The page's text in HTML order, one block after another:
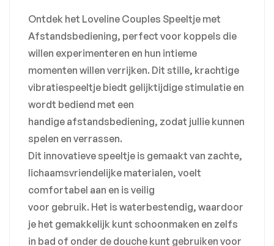
Ontdek het Loveline Couples Speeltje met
Afstandsbediening, perfect voor koppels die
willen experimenteren en hun intieme
momenten willen verrijken. Dit stille, krachtige
vibratiespeeltje biedt gelijktijdige stimulatie en
wordt bediend met een
handige afstandsbediening, zodat jullie kunnen
spelen en verrassen.
Dit innovatieve speeltje is gemaakt van zachte,
lichaamsvriendelijke materialen, voelt
comfortabel aan en is veilig
voor gebruik. Het is waterbestendig, waardoor
je het gemakkelijk kunt schoonmaken en zelfs
in bad of onder de douche kunt gebruiken voor